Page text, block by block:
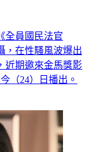
全員國民法官
，在性騷風波爆出
近期邀來金馬獎影
（24）日播出。